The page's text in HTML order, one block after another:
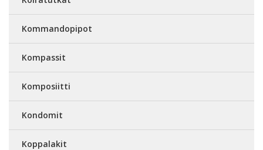
Kommandopipot
Kompassit
Komposiitti
Kondomit
Koppalakit